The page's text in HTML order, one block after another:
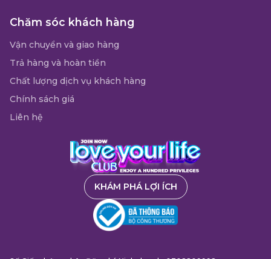
Chăm sóc khách hàng
Vận chuyển và giao hàng
Trả hàng và hoàn tiền
Chất lượng dịch vụ khách hàng
Chính sách giá
Liên hệ
KHÁM PHÁ LỢI ÍCH